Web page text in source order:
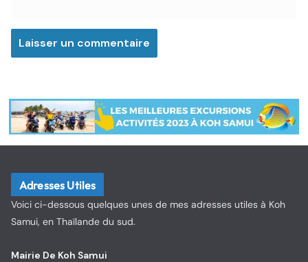
Adresses Utiles
Voici ci-dessous quelques unes de mes adresses utiles à Koh
Samui, en Thaïlande du sud.
Mairie De Koh Samui